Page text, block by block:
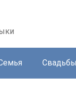
Свадьбы